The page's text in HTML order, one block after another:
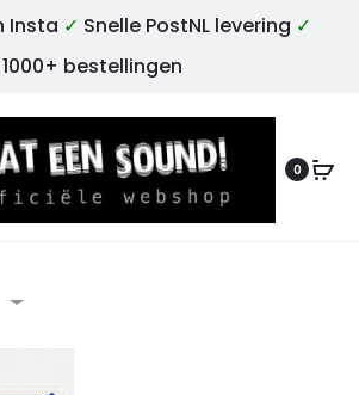
Insta ✓ Snelle PostNL levering ✓
1000+ bestellingen
0